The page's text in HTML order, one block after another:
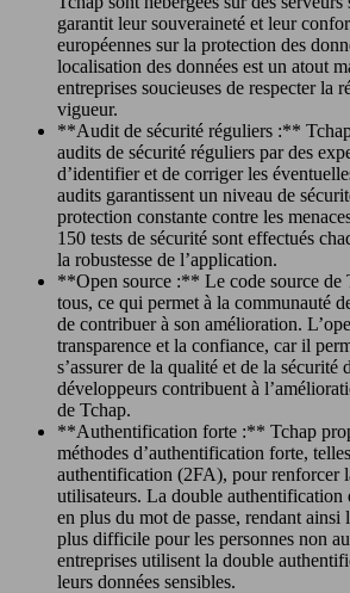
garantit leur souveraineté et leur
européennes sur la protection des
localisation des données est un atout
entreprises soucieuses de respecter la
vigueur.
**Audit de sécurité réguliers :** Tchap
audits de sécurité réguliers par des
d’identifier et de corriger les
audits garantissent un niveau de
protection constante contre les
150 tests de sécurité sont effectués
la robustesse de l’application.
**Open source :** Le code source de
tous, ce qui permet à la communauté
de contribuer à son amélioration.
transparence et la confiance, car il
s’assurer de la qualité et de la
développeurs contribuent à
de Tchap.
**Authentification forte :** Tchap
méthodes d’authentification forte,
authentification (2FA), pour renforcer
utilisateurs. La double authentification
en plus du mot de passe, rendant ainsi
plus difficile pour les personnes non
entreprises utilisent la double
leurs données sensibles.